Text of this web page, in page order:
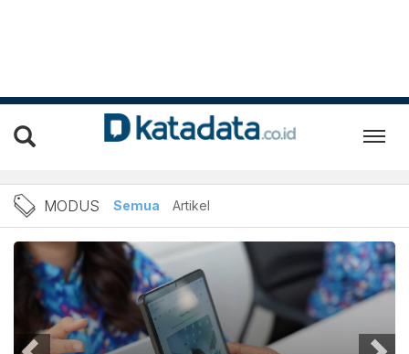
Berita Modus Terbaru
MODUS Semua Artikel